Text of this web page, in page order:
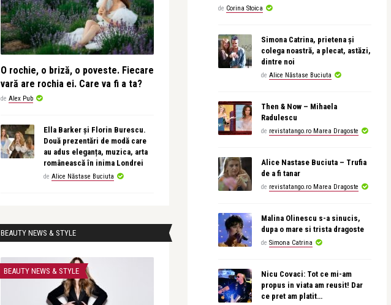
O rochie, o briză, o poveste. Fiecare
vară are rochia ei. Care va fi a ta?
de Alex Pub
Ella Barker și Florin Burescu.
Două prezentări de modă care
au adus eleganța, muzica, arta
românească în inima Londrei
de Alice Năstase Buciuta
BEAUTY NEWS & STYLE
BEAUTY NEWS & STYLE
de Corina Stoica
Simona Catrina, prietena și
colega noastră, a plecat, astăzi,
dintre noi
de Alice Năstase Buciuta
Then & Now – Mihaela
Radulescu
de revistatango.ro Marea Dragoste
Alice Nastase Buciuta – Trufia
de a fi tanar
de revistatango.ro Marea Dragoste
Malina Olinescu s-a sinucis,
dupa o mare si trista dragoste
de Simona Catrina
Nicu Covaci: Tot ce mi-am
propus in viata am reusit! Dar
ce pret am platit…